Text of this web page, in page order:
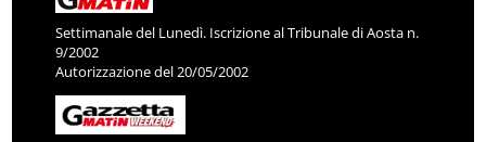
Settimanale del Lunedì. Iscrizione al Tribunale di Aosta n.
9/2002
Autorizzazione del 20/05/2002